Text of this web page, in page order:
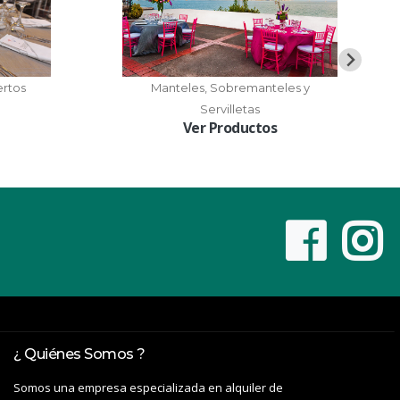
Manteles, Sobremanteles y
Servilletas
Ver Productos
¿ Quiénes Somos ?
Somos una empresa especializada en alquiler de